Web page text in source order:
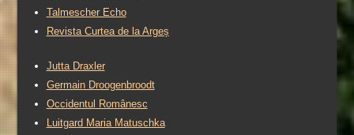
Talmescher Echo
Revista Curtea de la Argeș
Jutta Draxler
Germain Droogenbroodt
Occidentul Românesc
Luitgard Maria Matuschka